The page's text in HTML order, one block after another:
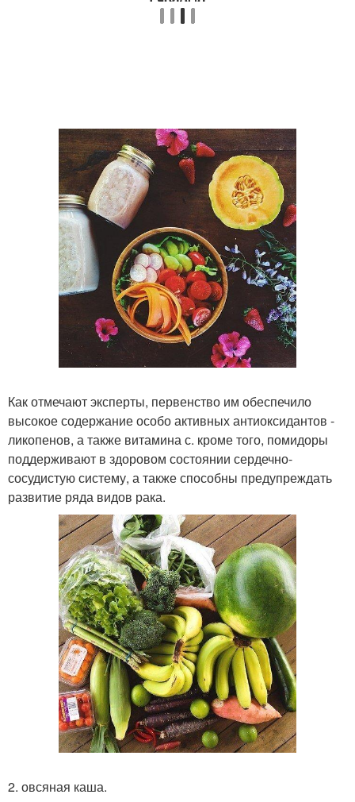
Как отмечают эксперты, первенство им обеспечило
высокое содержание особо активных антиоксидантов -
ликопенов, а также витамина с. кроме того, помидоры
поддерживают в здоровом состоянии сердечно-
сосудистую систему, а также способны предупреждать
развитие ряда видов рака.
2. овсяная каша.